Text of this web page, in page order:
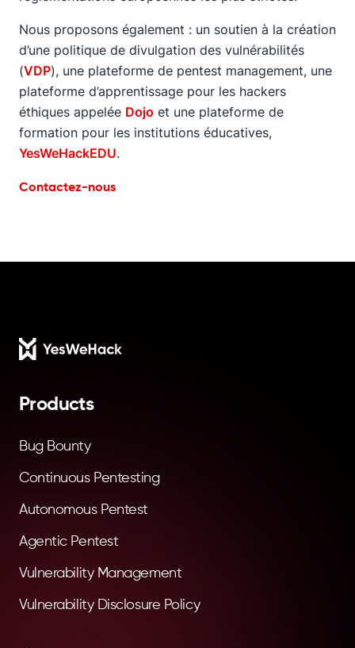
Nous proposons également : un soutien à la création
d’une politique de divulgation des vulnérabilités
(VDP), une plateforme de pentest management, une
plateforme d’apprentissage pour les hackers
éthiques appelée Dojo et une plateforme de
formation pour les institutions éducatives,
YesWeHackEDU.
Contactez-nous
Footer
Products
Bug Bounty
Continuous Pentesting
Autonomous Pentest
Agentic Pentest
Vulnerability Management
Vulnerability Disclosure Policy